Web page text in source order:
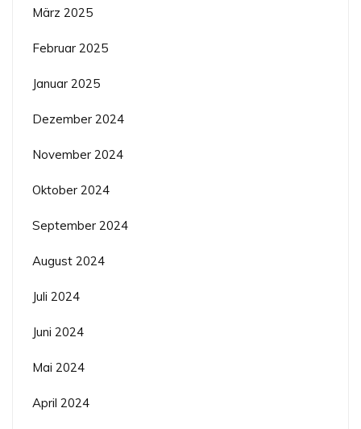
März 2025
Februar 2025
Januar 2025
Dezember 2024
November 2024
Oktober 2024
September 2024
August 2024
Juli 2024
Juni 2024
Mai 2024
April 2024